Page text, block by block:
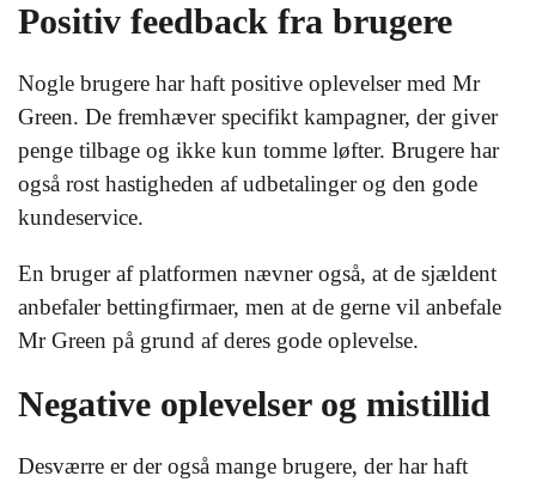
Positiv feedback fra brugere
Nogle brugere har haft positive oplevelser med Mr
Green. De fremhæver specifikt kampagner, der giver
penge tilbage og ikke kun tomme løfter. Brugere har
også rost hastigheden af udbetalinger og den gode
kundeservice.
En bruger af platformen nævner også, at de sjældent
anbefaler bettingfirmaer, men at de gerne vil anbefale
Mr Green på grund af deres gode oplevelse.
Negative oplevelser og mistillid
Desværre er der også mange brugere, der har haft